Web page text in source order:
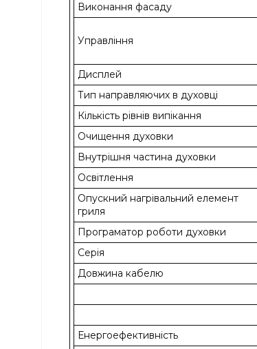
Виконання фасаду
Управління
Дисплей
Тип направляючих в духовці
Кількість рівнів випікання
Очищення духовки
Внутрішня частина духовки
Освітлення
Опускний нагрівальний елемент
гриля
Програматор роботи духовки
Серія
Довжина кабелю
Енергоефективність